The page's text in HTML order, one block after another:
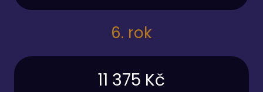
6. rok
11 375 Kč